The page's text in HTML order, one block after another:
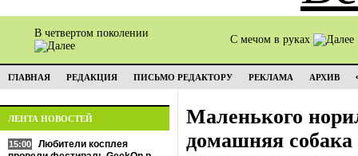
В четвертом поколении
С мечом в руках
ГЛАВНАЯ РЕДАКЦИЯ ПИСЬМО РЕДАКТОРУ РЕКЛАМА АРХИВ
ЛЕНТА НОВОСТЕЙ
15:00
Любители косплея
Маленького
домашняя собака